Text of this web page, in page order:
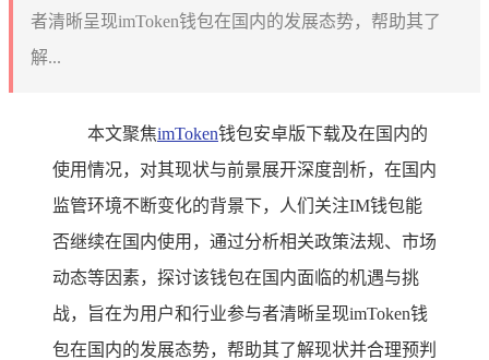
者清晰呈现imToken钱包在国内的发展态势，帮助其了
解...
本文聚焦imToken钱包安卓版下载及在国内的
使用情况，对其现状与前景展开深度剖析，在国内
监管环境不断变化的背景下，人们关注IM钱包能
否继续在国内使用，通过分析相关政策法规、市场
动态等因素，探讨该钱包在国内面临的机遇与挑
战，旨在为用户和行业参与者清晰呈现imToken钱
包在国内的发展态势，帮助其了解现状并合理预判